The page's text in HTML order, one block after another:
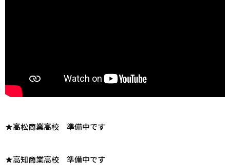
★高松商業高校 準備中です
★高知商業高校 準備中です